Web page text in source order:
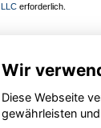
LLC erforderlich.
Wir
Diese Webseite
gewährleisten